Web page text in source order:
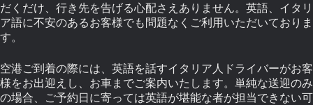
だくだけ、行き先を告げる心配さえありません。英語、イタリ
ア語に不安のあるお客様でも問題なくご利用いただいておりま
す。
空港ご到着の際には、英語を話すイタリア人ドライバーがお客
様をお出迎えし、お車までご案内いたします。単純な送迎のみ
の場合、ご予約日に寄っては英語が堪能な者が担当できない可